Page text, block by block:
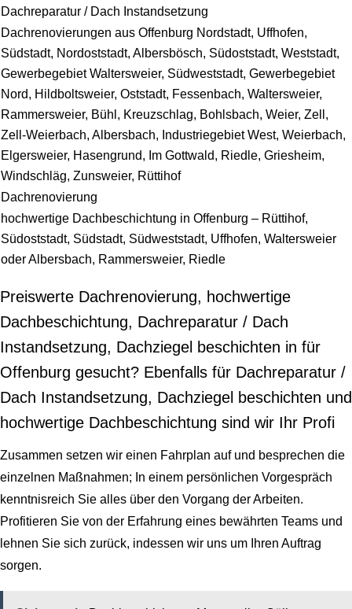
Dachreparatur / Dach Instandsetzung
Dachrenovierungen aus Offenburg Nordstadt, Uffhofen,
Südstadt, Nordoststadt, Albersbösch, Südoststadt, Weststadt,
Gewerbegebiet Waltersweier, Südweststadt, Gewerbegebiet
Nord, Hildboltsweier, Oststadt, Fessenbach, Waltersweier,
Rammersweier, Bühl, Kreuzschlag, Bohlsbach, Weier, Zell,
Zell-Weierbach, Albersbach, Industriegebiet West, Weierbach,
Elgersweier, Hasengrund, Im Gottwald, Riedle, Griesheim,
Windschläg, Zunsweier, Rüttihof
Dachrenovierung
hochwertige Dachbeschichtung in Offenburg – Rüttihof,
Südoststadt, Südstadt, Südweststadt, Uffhofen, Waltersweier
oder Albersbach, Rammersweier, Riedle
Preiswerte Dachrenovierung, hochwertige
Dachbeschichtung, Dachreparatur / Dach
Instandsetzung, Dachziegel beschichten in für
Offenburg gesucht? Ebenfalls für Dachreparatur /
Dach Instandsetzung, Dachziegel beschichten und
hochwertige Dachbeschichtung sind wir Ihr Profi
Zusammen setzen wir einen Fahrplan auf und besprechen die
einzelnen Maßnahmen; In einem persönlichen Vorgespräch
kenntnisreich Sie alles über den Vorgang der Arbeiten.
Profitieren Sie von der Erfahrung eines bewährten Teams und
lehnen Sie sich zurück, indessen wir uns um Ihren Auftrag
sorgen.